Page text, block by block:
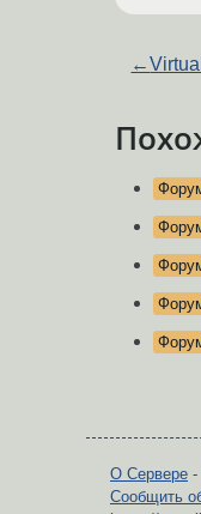
←
О Сервере -
Сообщить